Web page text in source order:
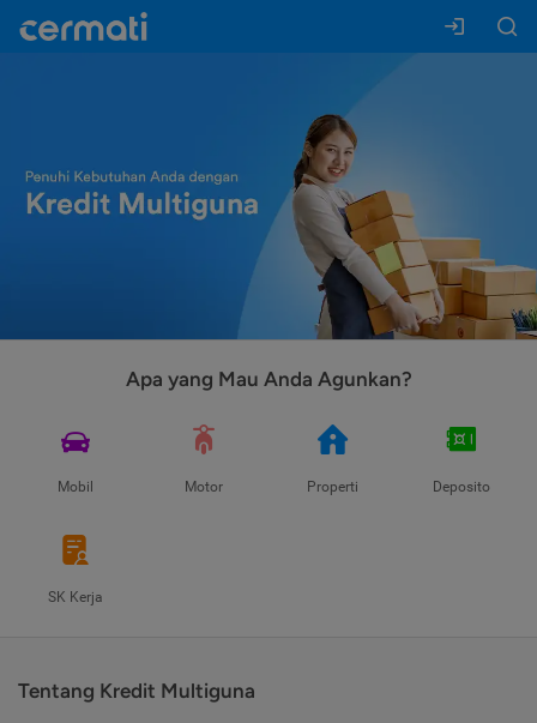
Apa yang Mau Anda Agunkan?
Mobil Motor Properti Deposito
SK Kerja
Tentang Kredit Multiguna